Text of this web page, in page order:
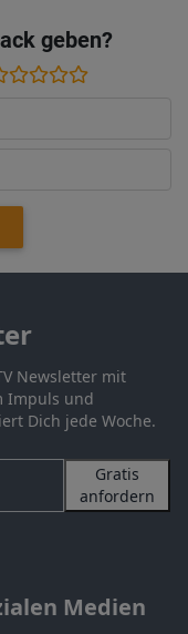
geben?
Newsletter mit
Impuls und
Dich jede Woche.
Gratis
anfordern
Medien